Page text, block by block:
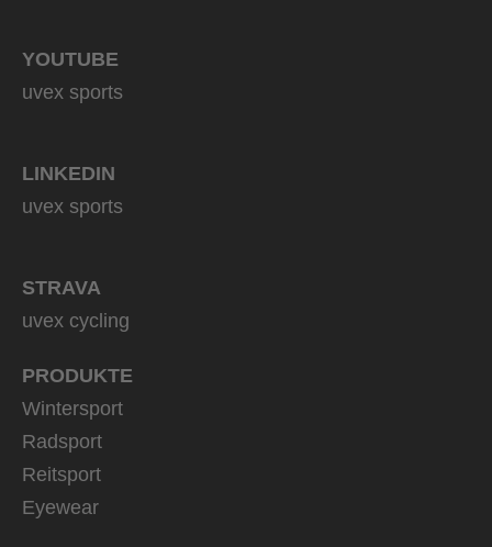
YOUTUBE
uvex sports
LINKEDIN
uvex sports
STRAVA
uvex cycling
PRODUKTE
Wintersport
Radsport
Reitsport
Eyewear